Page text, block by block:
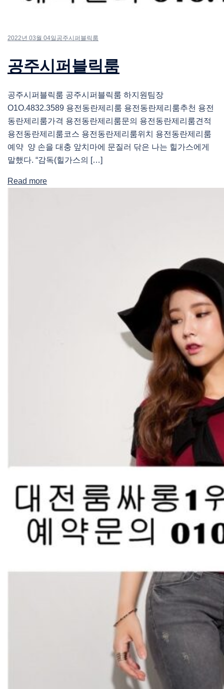
2022년 03월 04일 공주시퍼블릭룸
공주시퍼블릭룸
공주시퍼블릭룸 공주시퍼블릭룸 하지원팀장
O1O.4832.3589 용전동란제리룸 용전동란제리룸추천 용전
동란제리룸가격 용전동란제리룸문의 용전동란제리룸견적
용전동란제리룸코스 용전동란제리룸위치 용전동란제리룸
예약 양 손을 대충 앞치마에 문질러 닦은 나는 힐가스에게
말했다. “감독(힐가스의 […]
Read more